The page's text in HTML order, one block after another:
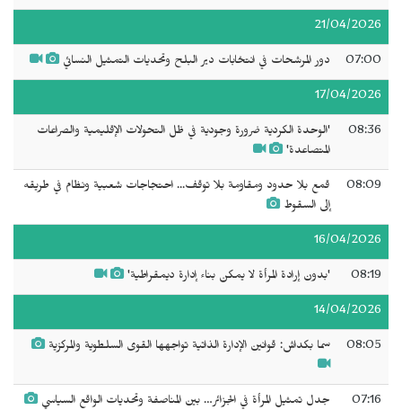
21/04/2026
07:00 دور المرشحات في انتخابات دير البلح وتحديات التمثيل النسائي
17/04/2026
08:36
'الوحدة الكردية ضرورة وجودية في ظل التحولات الإقليمية والصراعات
المتصاعدة'
08:09
قمع بلا حدود ومقاومة بلا توقف... احتجاجات شعبية ونظام في طريقه
إلى السقوط
16/04/2026
08:19 'بدون إرادة المرأة لا يمكن بناء إدارة ديمقراطية'
14/04/2026
08:05 سما بكداش: قوانين الإدارة الذاتية تواجهها القوى السلطوية والمركزية
07:16 جدل تمثيل المرأة في الجزائر… بين المناصفة وتحديات الواقع السياسي